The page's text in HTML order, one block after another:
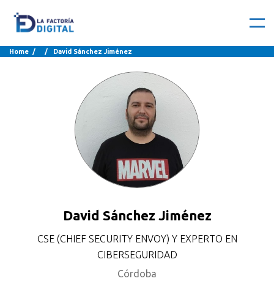
Home / / David Sánchez Jiménez
David Sánchez Jiménez
CSE (CHIEF SECURITY ENVOY) Y EXPERTO EN
CIBERSEGURIDAD
Córdoba